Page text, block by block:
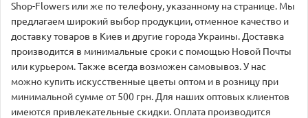
Shop-Flowers или же по телефону, указанному на странице. Мы
предлагаем широкий выбор продукции, отменное качество и
доставку товаров в Киев и другие города Украины. Доставка
производится в минимальные сроки с помощью Новой Почты
или курьером. Также всегда возможен самовывоз. У нас
можно купить искусственные цветы оптом и в розницу при
минимальной сумме от 500 грн. Для наших оптовых клиентов
имеются привлекательные скидки. Оплата производится